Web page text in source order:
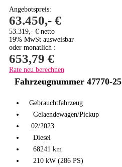
Angebotspreis:
63.450,- €
53.319,- € netto
19% MwSt ausweisbar
oder monatlich :
653,79 €
Rate neu berechnen
Fahrzeugnummer 47770-25
Gebrauchtfahrzeug
Gelaendewagen/Pickup
02/2023
Diesel
68241 km
210 kW (286 PS)